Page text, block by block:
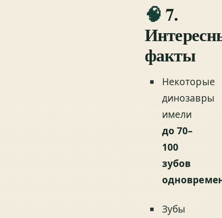
🧠7.
факты
Некоторые
динозавры
имели
до 70–
100
зубов
Зубы